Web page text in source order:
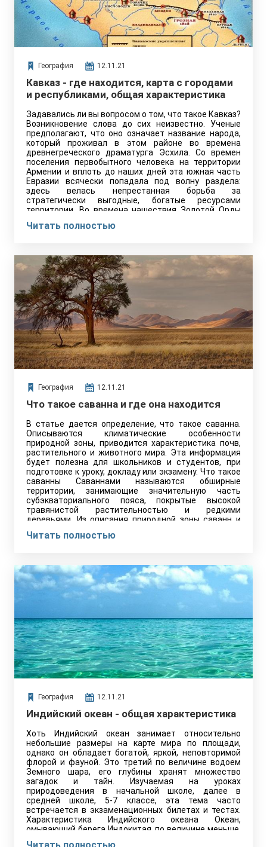
География 12.11.21
Кавказ - где находится, карта с городами
и республиками, общая характеристика
Задавались ли вы вопросом о том, что такое Кавказ?
Возникновение слова до сих неизвестно. Ученые
предполагают, что оно означает название народа,
который проживал в этом районе во времена
древнегреческого драматурга Эсхила. Со времен
поселения первобытного человека на территории
Армении и вплоть до наших дней эта южная часть
Евразии всячески попадала под волну раздела:
здесь велась непрестанная борьба за
стратегически выгодные, богатые ресурсами
территории. Во времена нашествия Золотой Орды
Читать полностью
География 12.11.21
Что такое саванна и где она находится
В статье дается определение, что такое саванна.
Описываются климатические особенности
природной зоны, приводится характеристика почв,
растительного и животного мира. Эта информация
будет полезна для школьников и студентов, при
подготовке к уроку, докладу или экзамену. Что такое
саванны Саваннами называются обширные
территории, занимающие значительную часть
субэкваториального пояса, покрытые высокой
травянистой растительностью и редкими
деревьями. Из описания природной зоны саванн и
Читать полностью
География 12.11.21
Индийский океан - общая характеристика
Хоть Индийский океан занимает относительно
небольшие размеры на карте мира по площади,
однако он обладает богатой, яркой, неповторимой
флорой и фауной. Это третий по величине водоем
Земного шара, его глубины хранят множество
загадок и тайн. Изучаемая на уроках
природоведения в начальной школе, далее в
средней школе, 5-7 классе, эта тема часто
встречается в экзаменационных билетах и тестах.
Характеристика Индийского океана Океан,
омывающий берега Индокитая, по величине меньше,